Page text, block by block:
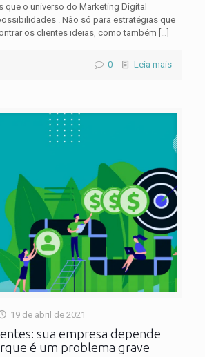
que o universo do Marketing Digital
. Não só para estratégias que
os clientes ideias, como também […]
0 Leia mais
19 de abril de 2021
sua empresa depende
é um problema grave